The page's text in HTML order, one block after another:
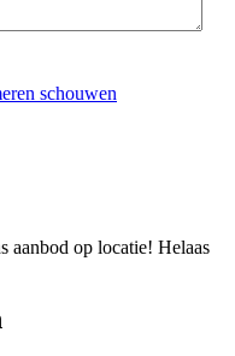
schouwen
aanbod op locatie! Helaas